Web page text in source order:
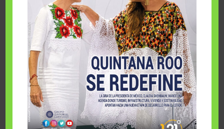
Fairmont Mayakoba y Make-A-Wish México unieron
esfuerzos para hacer realidad el deseo de una …